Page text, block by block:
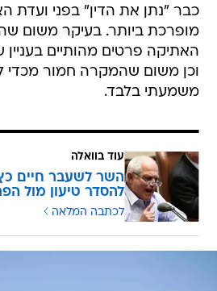
כבר "נתן את הדין" בפני ועדת
מופרכת ביותר. בעיקר משום
האתיקה פרטים מהותיים בעניין
וכן משום שהמקרה חמור מכדי
משמעתי בלבד.
עוד בוואלה
השר לשעבר חיים
להסדר טיעון מול
לכתבה המלאה